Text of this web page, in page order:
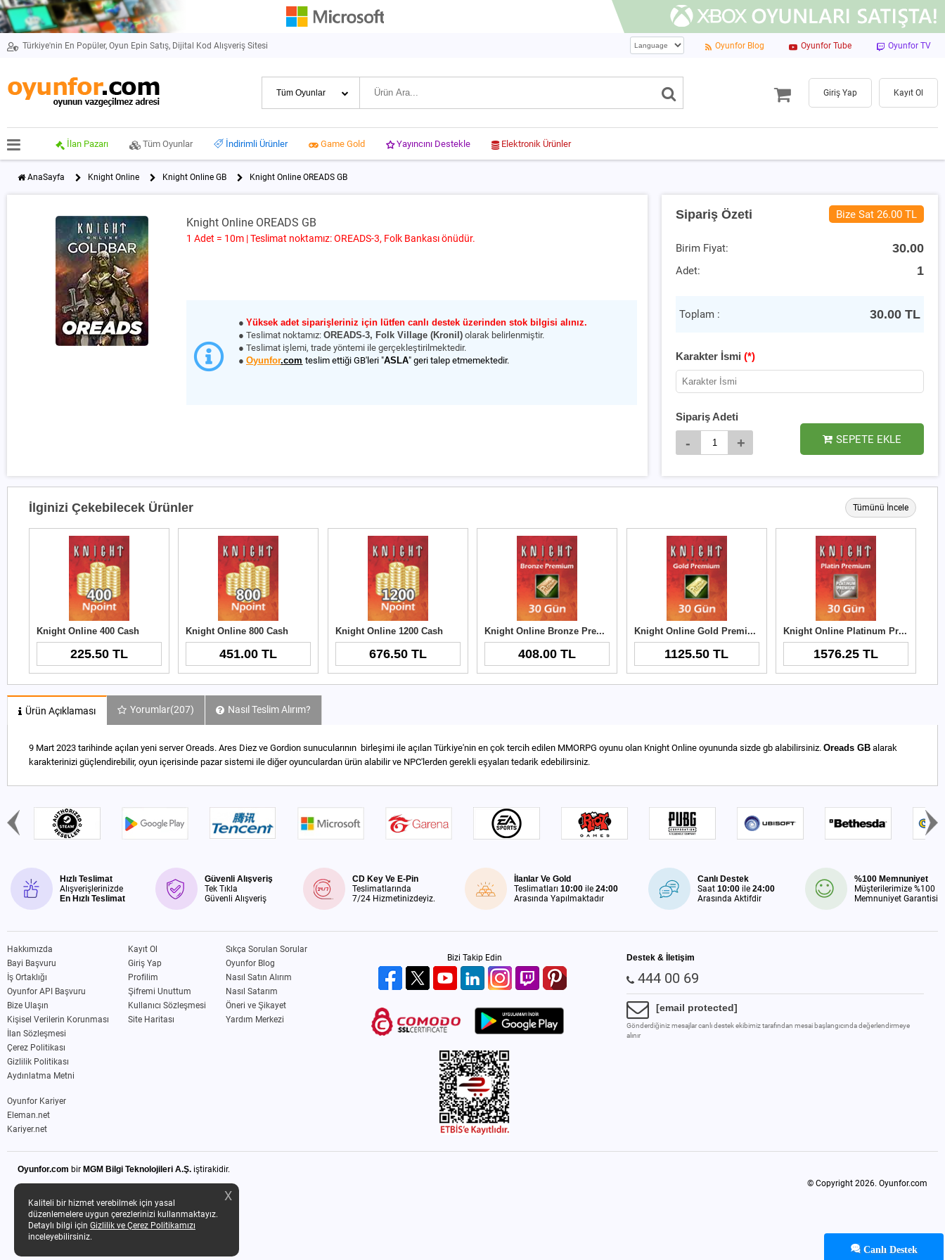
X
Kaliteli bir hizmet verebilmek için yasal
düzenlemelere uygun çerezlerinizi kullanmaktayız.
Detaylı bilgi için Gizlilik ve Çerez Politikamızı
inceleyebilirsiniz.
Türkiye'nin En Popüler, Oyun Epin Satış, Dijital Kod Alışveriş Sitesi Oyunfor Blog Oyunfor Tube Oyunfor TV
Giriş Yap Kayıt Ol
İlan Pazarı Tüm Oyunlar İndirimli Ürünler Game Gold Yayıncını Destekle Elektronik Ürünler
AnaSayfa Knight Online Knight Online GB Knight Online OREADS GB
Knight Online OREADS GB
1 Adet = 10m | Teslimat noktamız: OREADS-3, Folk Bankası önüdür.
●Yüksek adet siparişleriniz için lütfen canlı destek üzerinden stok bilgisi alınız.
● Teslimat noktamız:OREADS-3, Folk Village (Kronil) olarak belirlenmiştir.
● Teslimat işlemi, trade yöntemi ile gerçekleştirilmektedir.
●Oyunfor.com teslim ettiği GB'leri "ASLA" geri talep etmemektedir.
Sipariş Özeti Bize Sat 26.00 TL
Birim Fiyat: 30.00
Adet: 1
Toplam : 30.00 TL
Karakter İsmi(*)
Sipariş Adeti
- + SEPETE EKLE
İlginizi Çekebilecek Ürünler Tümünü İncele
Knight Online 400 Cash
225.50 TL
Knight Online 800 Cash
451.00 TL
Knight Online 1200 Cash
676.50 TL
Knight Online Bronze Premium
408.00 TL
Knight Online Gold Premium
1125.50 TL
Knight Online Platinum Premium
1576.25 TL
Ürün Açıklaması Yorumlar(207) Nasıl Teslim Alırım?
9 Mart 2023 tarihinde açılan yeni server Oreads. Ares Diez ve Gordion sunucularının birleşimi ile açılan Türkiye'nin en çok tercih edilen MMORPG oyunu olan Knight Online oyununda sizde gb alabilirsiniz. Oreads GB alarak
karakterinizi güçlendirebilir, oyun içerisinde pazar sistemi ile diğer oyunculardan ürün alabilir ve NPC'lerden gerekli eşyaları tedarik edebilirsiniz.
Hızlı Teslimat
Alışverişlerinizde
En Hızlı Teslimat
Güvenli Alışveriş
Tek Tıkla
Güvenli Alışveriş
CD Key Ve E-Pin
Teslimatlarında
7/24 Hizmetinizdeyiz.
İlanlar Ve Gold
Teslimatları10:00 ile24:00
Arasında Yapılmaktadır
Canlı Destek
Saat10:00 ile24:00
Arasında Aktifdir
%100 Memnuniyet
Müşterilerimize %100
Memnuniyet Garantisi
Hakkımızda
Bayi Başvuru
İş Ortaklığı
Oyunfor API Başvuru
Bize Ulaşın
Kişisel Verilerin Korunması
İlan Sözleşmesi
Çerez Politikası
Gizlilik Politikası
Aydınlatma Metni
Kayıt Ol
Giriş Yap
Profilim
Şifremi Unuttum
Kullanıcı Sözleşmesi
Site Haritası
Sıkça Sorulan Sorular
Oyunfor Blog
Nasıl Satın Alırım
Nasıl Satarım
Öneri ve Şikayet
Yardım Merkezi
Oyunfor Kariyer
Eleman.net
Kariyer.net
Bizi Takip Edin Destek & İletişim
444 00 69
[email protected]
Gönderdiğiniz mesajlar canlı destek ekibimiz tarafından mesai başlangıcında değerlendirmeye
alınır
Oyunfor.com bir MGM Bilgi Teknolojileri A.Ş. iştirakidir.
© Copyright 2026. Oyunfor.com